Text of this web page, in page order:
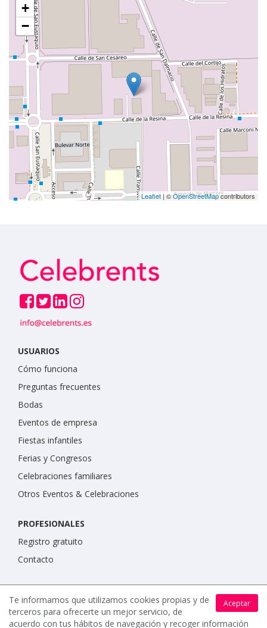
+
−
Leaflet| ©OpenStreetMapcontributors
USUARIOS
Cómo funciona
Preguntas frecuentes
Bodas
Eventos de empresa
Fiestas infantiles
Ferias y Congresos
Celebraciones familiares
Otros Eventos & Celebraciones
PROFESIONALES
Registro gratuito
Contacto
IMPORTANTE
Condiciones de uso
Política de protección de datos
Aceptar
Te informamos que utilizamos cookies propias y de
terceros para ofrecerte un mejor servicio, de
acuerdo con tus hábitos de navegación y recoger información